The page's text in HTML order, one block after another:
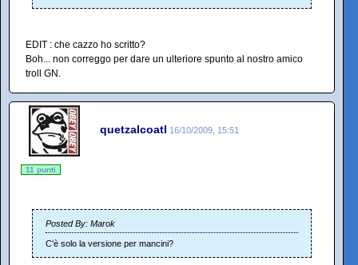
EDIT : che cazzo ho scritto?
Boh... non correggo per dare un ulteriore spunto al nostro amico
troll GN.
quetzalcoatl 16/10/2009, 15:51
11 punti
Posted By: Marok
C'è solo la versione per mancini?